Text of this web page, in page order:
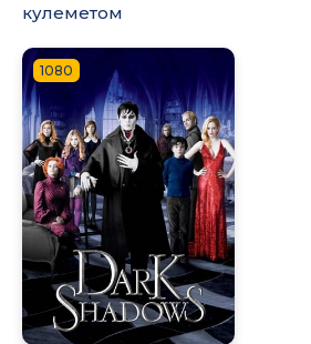
кулеметом
1080